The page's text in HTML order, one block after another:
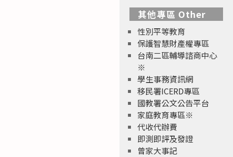
其他專區 Other
性別平等教育
保護智慧財產權專區
台南二區輔導諮商中心
※
學生事務資訊網
移民署ICERD專區
國教署公文公告平台
家庭教育專區※
代收代辦費
即測即評及發證
曾家大事記